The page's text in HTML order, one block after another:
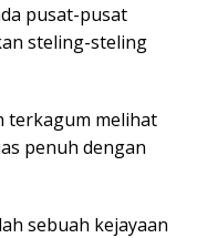
pusat-pusat
steling-steling
terkagum melihat
penuh dengan
sebuah kejayaan